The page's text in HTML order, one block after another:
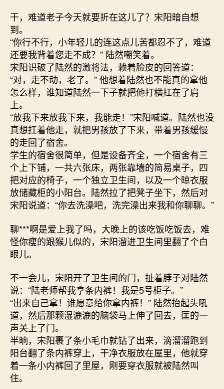
干，难道老子今天就要折在这儿了？宋阳暗自想
到。
“你行不行，小年轻儿的连这点儿苦都忍不了，难道
还要我背着您走不成？” 陆然嘲笑着。
宋阳识破了陆然的激将法，赖着脸皮的回答道：
“对，走不动，老了。” 他想着陆然也不能真的拿他
怎么样，谁知道陆然一下子就把他打横扛在了肩
上。
“放我下来放我下来，我能走！”宋阳喊道。陆然也没
真想扛着他走，就把男孩放了下来，带着男孩缓慢
的走回了宿舍。
学生的宿舍很简单，但是设备齐全，一个宿舍有三
个上下铺，一共六张床，两张靠墙的简易桌子，四
把对应的椅子，一个独立卫生间，以及一个晾衣服
放储藏柜的小阳台。陆然拉了把凳子坐下，然后对
宋阳说道：“你去洗澡吧，洗完澡出来我和你聊聊。”
聊***啊是爱上我了吗，大晚上的该吃饭吃饭去，难
怪你瘦的跟猴儿似的，宋阳溜进卫生间里翻了个白
眼儿。
不一会儿，宋阳开了卫生间的门，扯着脖子对陆然
说：“陆老师帮我拿条内裤！我是5号柜子。”
“出来自己拿！谁愿意给你拿内裤！” 陆然抬起头吼
道，然后那颗湿漉漉的脑袋马上伸了回去，匡的一
声关上了门。
半晌，宋阳裹了条小毛巾就钻了出来，滴溜溜跑到
阳台翻了条内裤穿上，干净衣服放在屋里，他就穿
着一条小内裤回了里屋，刚要穿衣服就被陆然叫
住。